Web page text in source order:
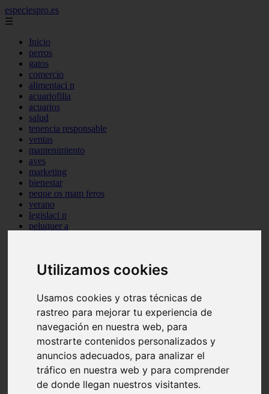
Utilizamos cookies
Usamos cookies y otras técnicas de
rastreo para mejorar tu experiencia de
navegación en nuestra web, para
mostrarte contenidos personalizados y
anuncios adecuados, para analizar el
tráfico en nuestra web y para comprender
de donde llegan nuestros visitantes.
especiespro.es
☰
Inicio
perros
gatos
comercio
alimentaci n
acuariofilia
acuarios
salud
tenencia responsable
ventas
mantenimiento
aves
marketing
bienestar
peque os mam feros
verano
legislaci n
peluquer a
consejos
reptiles
abandono
adopci n
ferias
higiene
snacks
acuario
iberzoo propet
comercios